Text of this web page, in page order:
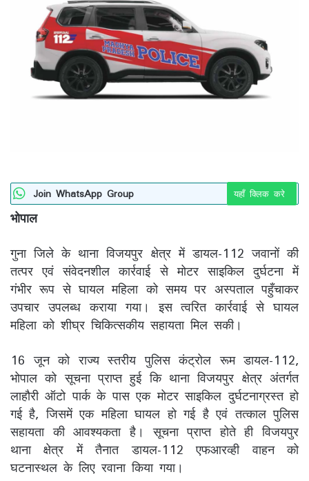
Join WhatsApp Group यहाँ क्लिक करे
भोपाल
गुना जिले के थाना विजयपुर क्षेत्र में डायल-112 जवानों की
तत्पर एवं संवेदनशील कार्रवाई से मोटर साइकिल दुर्घटना में
गंभीर रूप से घायल महिला को समय पर अस्पताल पहुँचाकर
उपचार उपलब्ध कराया गया। इस त्वरित कार्रवाई से घायल
महिला को शीघ्र चिकित्सकीय सहायता मिल सकी।
16 जून को राज्य स्तरीय पुलिस कंट्रोल रूम डायल-112,
भोपाल को सूचना प्राप्त हुई कि थाना विजयपुर क्षेत्र अंतर्गत
लाहौरी ऑटो पार्क के पास एक मोटर साइकिल दुर्घटनाग्रस्त हो
गई है, जिसमें एक महिला घायल हो गई है एवं तत्काल पुलिस
सहायता की आवश्यकता है। सूचना प्राप्त होते ही विजयपुर
थाना क्षेत्र में तैनात डायल-112 एफआरव्ही वाहन को
घटनास्थल के लिए रवाना किया गया।